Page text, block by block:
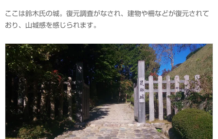
ここは鈴木氏の城。復元調査がなされ、建物や柵などが復元されて
おり、山城感を感じられます。